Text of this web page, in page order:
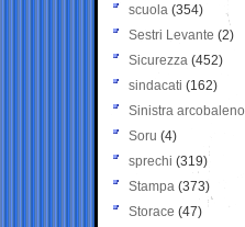
scuola (354)
Sestri Levante (2)
Sicurezza (452)
sindacati (162)
Sinistra arcobaleno
Soru (4)
sprechi (319)
Stampa (373)
Storace (47)